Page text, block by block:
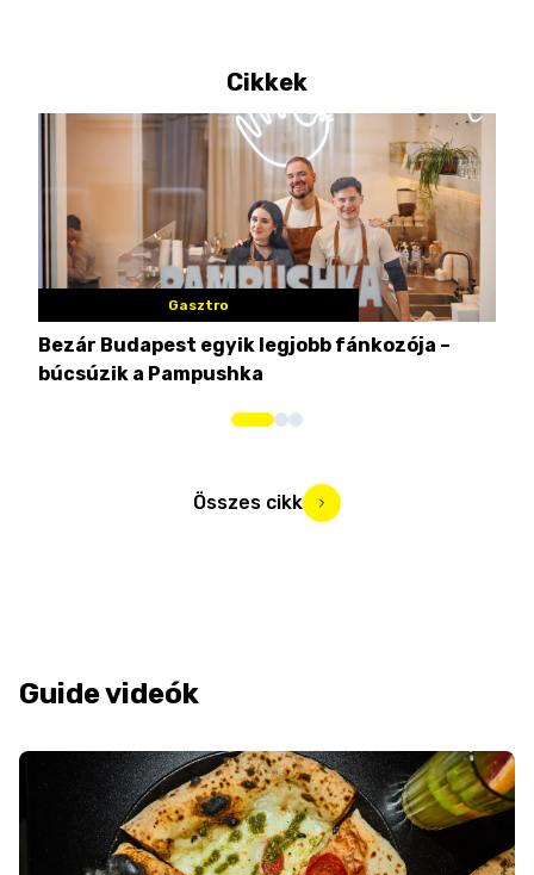
Cikkek
Gasztro
Bezár Budapest egyik legjobb fánkozója –
búcsúzik a Pampushka
Összes cikk
Guide videók